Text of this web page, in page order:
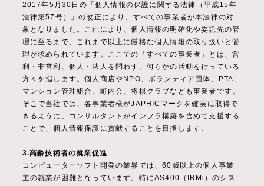
2017年5月30日の「個人情報の保護に関する法律（平成15年
法律第57号）」の改正により、すべての事業者が本法律の対
象となりました。これにより、個人情報の明確化や委託先の管
理に至るまで、これまで以上に厳格な個人情報の取り扱いと管
理が求められています。ここでの「すべての事業者」とは、営
利・非営利、個人・法人を問わず、何らかの活動を行っている
方々を指します。個人商店やNPO、ボランティア団体、PTA、
マンション管理組合、町内会、将棋クラブなども事業者です。
そこで当社では、各事業者様がJAPHICマークを確実に取得で
きるように、コンサルタントがインフラ構築を含めて支援する
ことで、個人情報保護に貢献することを目指します。
3.高齢技術者の就業促進
コンピューターソフト開発の業界では、60歳以上の個人事業
主の就業が困難となっています。特にAS400（IBMi）のシス